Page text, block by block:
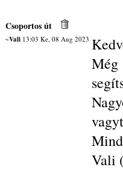
Csoportos út
~Vali13:03 Ke, 08 Aug 2023
Vali